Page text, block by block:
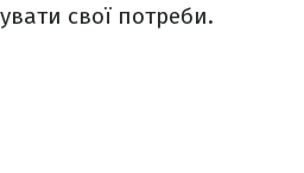
свої потреби.